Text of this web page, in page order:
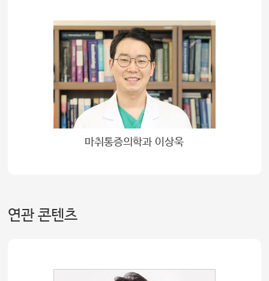
마취통증의학과 이상욱
연관 콘텐츠